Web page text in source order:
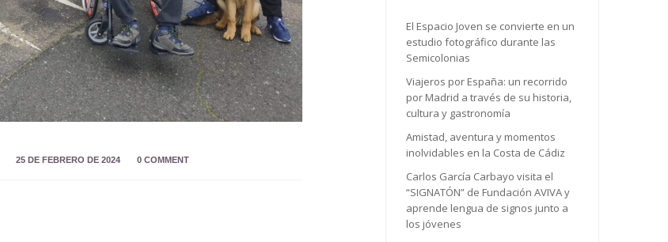
25 DE FEBRERO DE 2024 0 COMMENT
El Espacio Joven se convierte en un
estudio fotográfico durante las
Semicolonias
Viajeros por España: un recorrido
por Madrid a través de su historia,
cultura y gastronomía
Amistad, aventura y momentos
inolvidables en la Costa de Cádiz
Carlos García Carbayo visita el
“SIGNATÓN” de Fundación AVIVA y
aprende lengua de signos junto a
los jóvenes